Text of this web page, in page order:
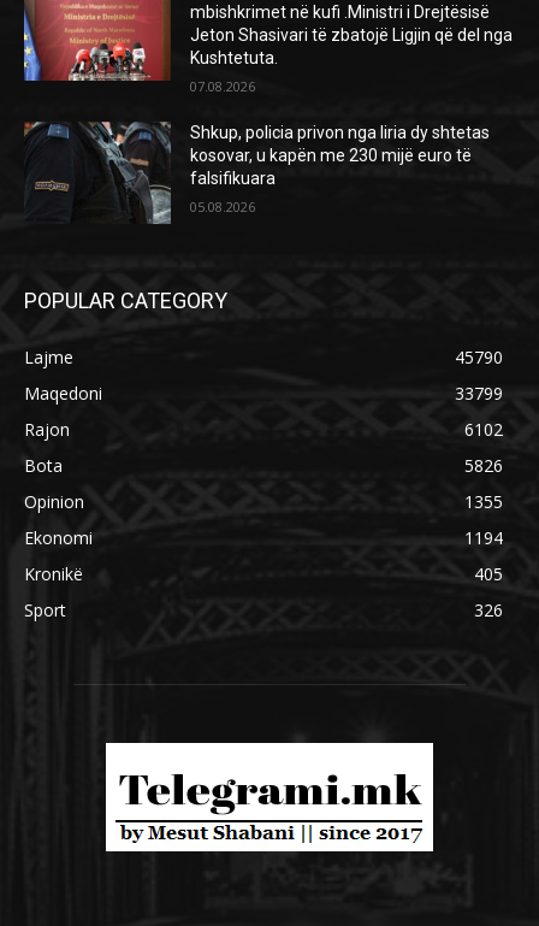
mbishkrimet në kufi .Ministri i Drejtësisë
Jeton Shasivari të zbatojë Ligjin që del nga
Kushtetuta.
07.08.2026
Shkup, policia privon nga liria dy shtetas
kosovar, u kapën me 230 mijë euro të
falsifikuara
05.08.2026
POPULAR CATEGORY
Lajme
45790
Maqedoni
33799
Rajon
6102
Bota
5826
Opinion
1355
Ekonomi
1194
Kronikë
405
Sport
326